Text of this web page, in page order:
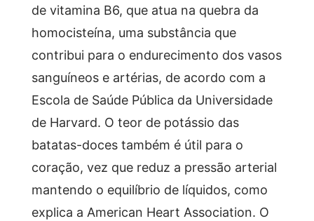
de vitamina B6, que atua na quebra da
homocisteína, uma substância que
contribui para o endurecimento dos vasos
sanguíneos e artérias, de acordo com a
Escola de Saúde Pública da Universidade
de Harvard. O teor de potássio das
batatas-doces também é útil para o
coração, vez que reduz a pressão arterial
mantendo o equilíbrio de líquidos, como
explica a American Heart Association. O